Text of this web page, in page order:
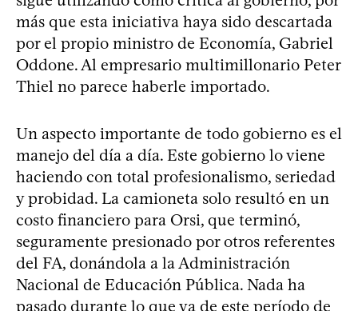
más que esta iniciativa haya sido descartada
por el propio ministro de Economía, Gabriel
Oddone. Al empresario multimillonario Peter
Thiel no parece haberle importado.
Un aspecto importante de todo gobierno es el
manejo del día a día. Este gobierno lo viene
haciendo con total profesionalismo, seriedad
y probidad. La camioneta solo resultó en un
costo financiero para Orsi, que terminó,
seguramente presionado por otros referentes
del FA, donándola a la Administración
Nacional de Educación Pública. Nada ha
pasado durante lo que va de este período de